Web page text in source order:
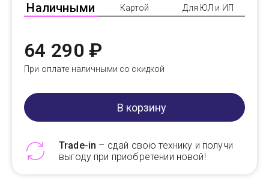
Наличными Картой Для ЮЛ и ИП
64 290 ₽
При оплате наличными со скидкой
В корзину
Trade-in – сдай свою технику и получи
выгоду при приобретении новой!